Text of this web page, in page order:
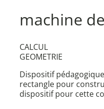
machine
CALCUL
GEOMETRIE
Dispositif
rectangle pour
dispositif pour cette